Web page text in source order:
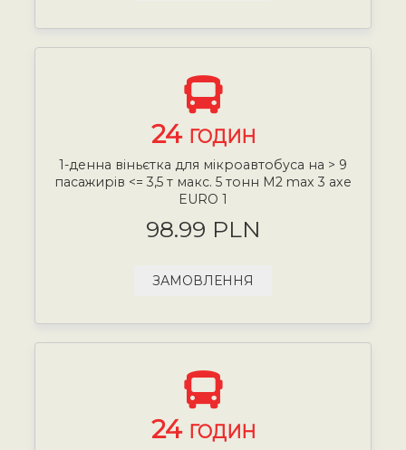
24 ГОДИН
1-денна віньєтка для мікроавтобуса на > 9
пасажирів <= 3,5 т макс. 5 тонн М2 max 3 axe
EURO 1
98.99 PLN
ЗАМОВЛЕННЯ
24 ГОДИН